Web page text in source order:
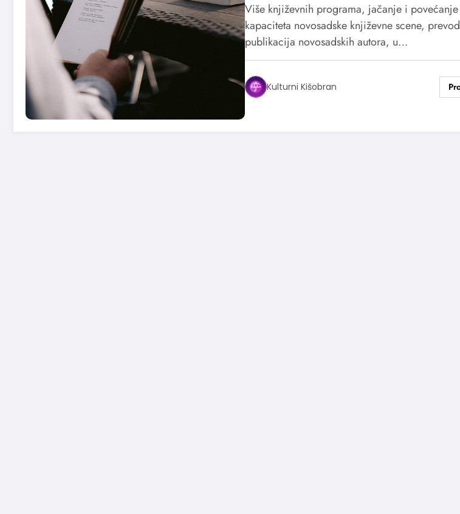
Više književnih programa, jačanje i povećanje
kapaciteta novosadske književne scene, prevod
publikacija novosadskih autora, u…
Kulturni Kišobran